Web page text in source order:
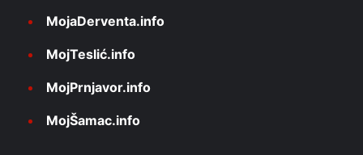
MojaDerventa.info
MojTeslić.info
MojPrnjavor.info
MojŠamac.info